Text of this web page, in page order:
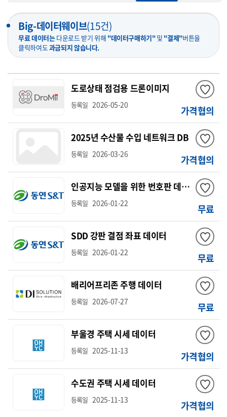
Big-데이터웨이브(15건)
무료 데이터는다운로드 받기 위해 "데이터구매하기"및 "결제"버튼을
클릭하여도과금되지 않습니다.
도로상태 점검용 드론이미지
등록일 2026-05-20 가격협의
2025년 수산물 수입 네트워크 DB
등록일 2026-03-26 가격협의
인공지능 모델을 위한 번호판 데이터
등록일 2026-01-22 무료
SDD 강판 결점 좌표 데이터
등록일 2026-01-22 무료
배리어프리존 주행 데이터
등록일 2026-07-27 무료
부울경 주택 시세 데이터
등록일 2025-11-13 가격협의
수도권 주택 시세 데이터
등록일 2025-11-13 가격협의